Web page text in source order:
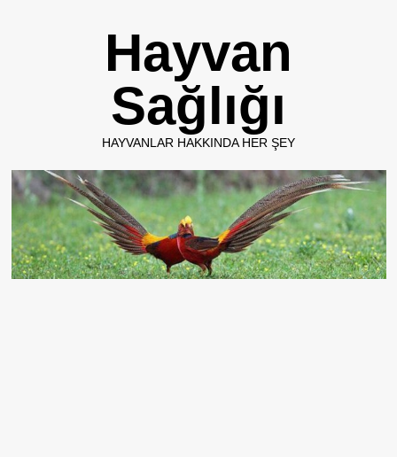
Hayvan
Sağlığı
HAYVANLAR HAKKINDA HER ŞEY